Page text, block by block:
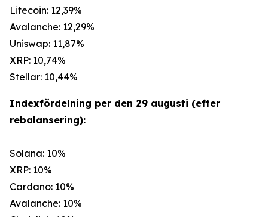
Litecoin: 12,39%
Avalanche: 12,29%
Uniswap: 11,87%
XRP: 10,74%
Stellar: 10,44%
Indexfördelning per den 29 augusti (efter
rebalansering):
Solana: 10%
XRP: 10%
Cardano: 10%
Avalanche: 10%